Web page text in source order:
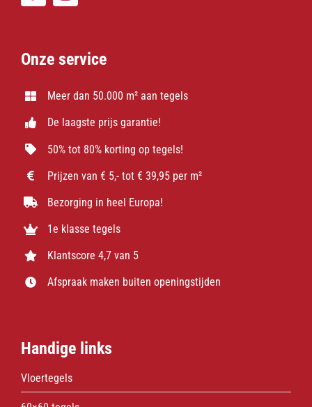
Onze service
Meer dan 50.000 m² aan tegels
De laagste prijs garantie!
50% tot 80% korting op tegels!
Prijzen van € 5,- tot € 39,95 per m²
Bezorging in heel Europa!
1e klasse tegels
Klantscore 4,7 van 5
Afspraak maken buiten openingstijden
Handige links
Vloertegels